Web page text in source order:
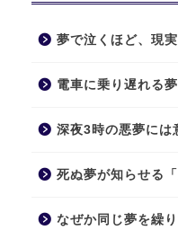
夢で泣くほど、現
電車に乗り遅れる
深夜3時の悪夢には
死ぬ夢が知らせる
なぜか同じ夢を繰